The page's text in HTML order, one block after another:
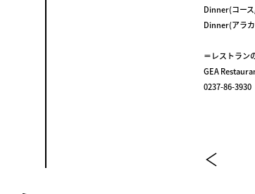
Dinner(コース
Dinner(アラ
＝レストラン
GEA
0237-86-3930